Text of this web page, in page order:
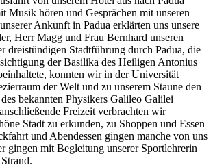
Musik hören und Gesprächen mit unseren
Ankunft in Padua erklärten uns unsere
Herr Magg und Frau Bernhard unseren
dreistündigen Stadtführung durch Padua, die
der Basilika des Heiligen Antonius
konnten wir in der Universität
der Welt und zu unserem Staune den
bekannten Physikers Galileo Galilei
Freizeit verbrachten wir
Stadt zu erkunden, zu Shoppen und Essen
und Abendessen gingen manche von uns
gingen mit Begleitung unserer Sportlehrerin